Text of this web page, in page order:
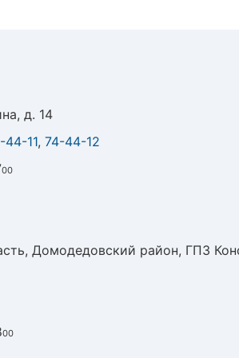
д. 14
44-11, 74-44-12
00
Домодедовский район, ГПЗ
00